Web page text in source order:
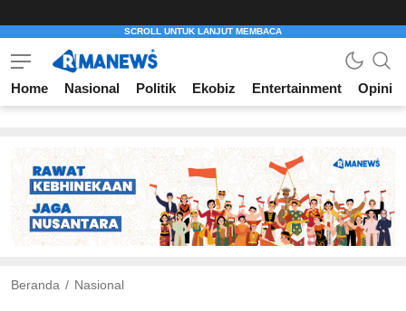
Home Nasional Politik Ekobiz Entertainment Opini
Beranda Nasional